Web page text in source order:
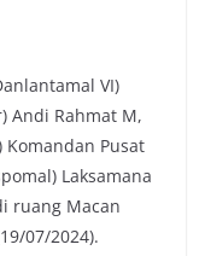
VI)
Andi Rahmat M,
Pusat
Laksamana
ruang Macan
07/2024).